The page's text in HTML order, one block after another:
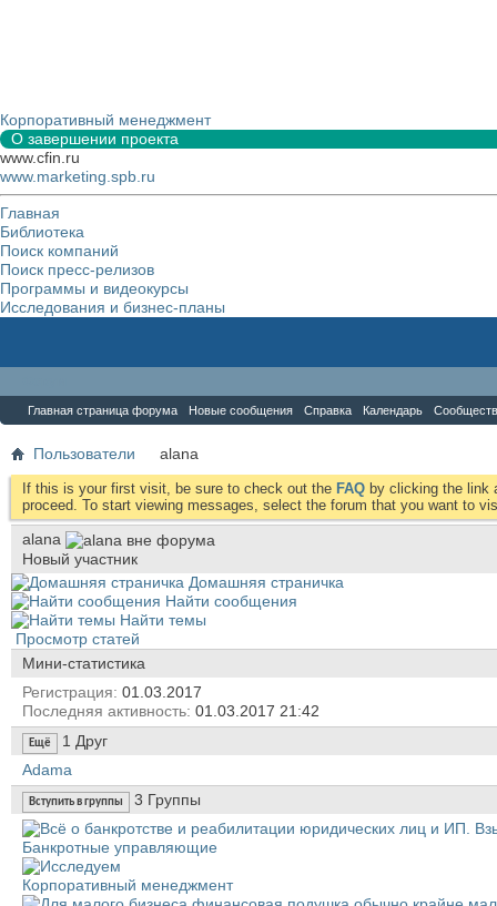
Корпоративный менеджмент
О завершении проекта
www.cfin.ru
www.marketing.spb.ru
Главная
Библиотека
Поиск компаний
Поиск пресс-релизов
Программы и видеокурсы
Исследования и бизнес-планы
Главная страница форума Новые сообщения Справка Календарь
Пользователи alana
If this is your first visit, be sure to check out the FAQ by clicking the link
proceed. To start viewing messages, select the forum that you want to
alana
Новый участник
Домашняя страничка
Найти сообщения
Найти темы
Просмотр статей
Мини-статистика
Регистрация 01.03.2017
Последняя активность 01.03.2017 21:42
Ещё 1 Друг
Аdama
Вступить в группы 3 Группы
Банкротные управляющие
Корпоративный менеджмент